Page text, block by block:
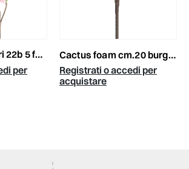
cm rosa scuro
per
cactus foam cm.20 burgundy/verde
Registrati o accedi per
acquistare